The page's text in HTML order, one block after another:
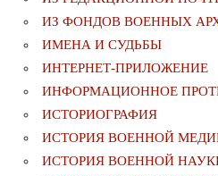
ИЗ ФОНДОВ ВОЕННЫХ
ИМЕНА И СУДЬБЫ
ИНТЕРНЕТ-ПРИЛОЖЕНИЕ
ИНФОРМАЦИОННОЕ
ИСТОРИОГРАФИЯ
ИСТОРИЯ ВОЕННОЙ
ИСТОРИЯ ВОЕННОЙ